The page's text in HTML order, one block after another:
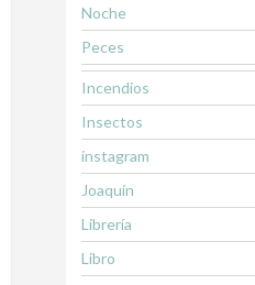
Noche
Peces
Incendios
Insectos
instagram
Joaquín
Librería
Libro